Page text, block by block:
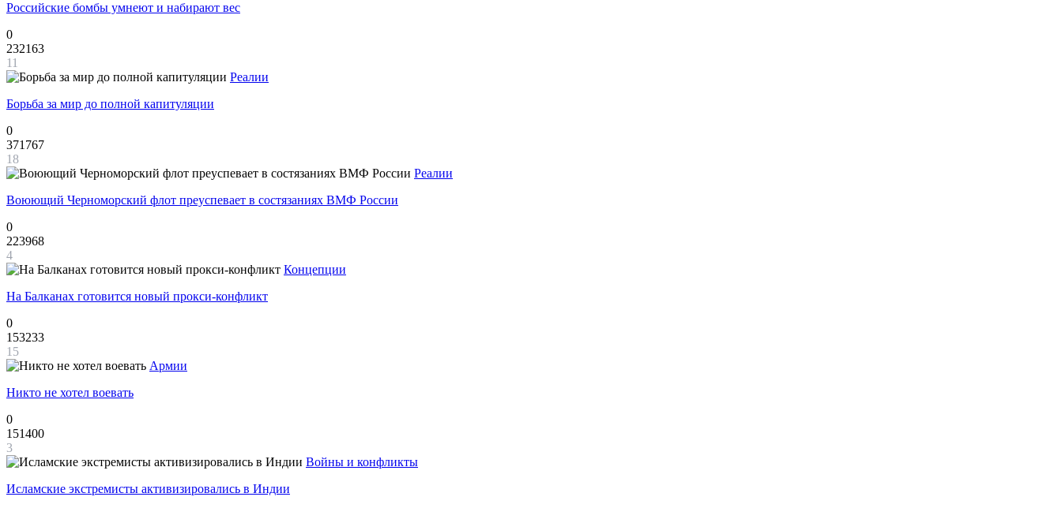
Российские бомбы умнеют и набирают вес
0
232163
11
Реалии
Борьба за мир до полной капитуляции
0
371767
18
Реалии
Воюющий Черноморский флот преуспевает в состязаниях ВМФ России
0
223968
4
Концепции
На Балканах готовится новый прокси-конфликт
0
153233
15
Армии
Никто не хотел воевать
0
151400
3
Войны и конфликты
Исламские экстремисты активизировались в Индии